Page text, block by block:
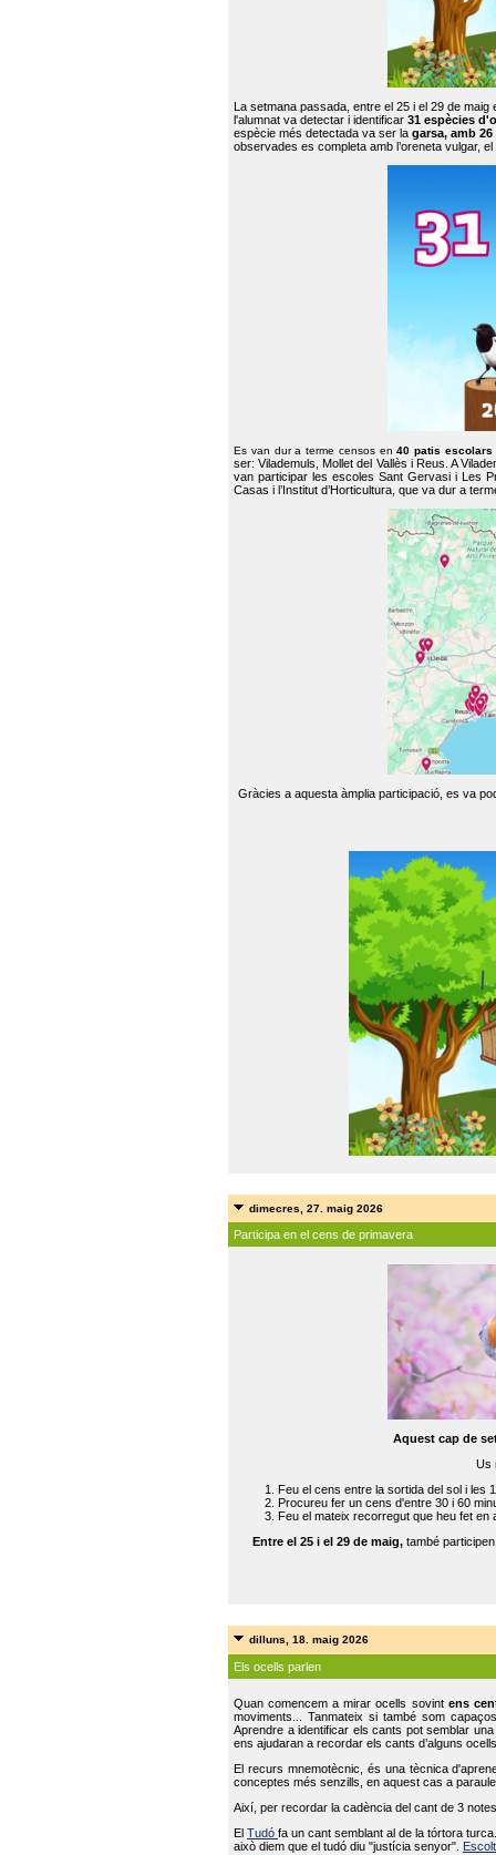
La setmana passada, entre el 25 i el 29 de
l'alumnat va detectar i identificar 31 espècies
espècie més detectada va ser la garsa, amb
observades es completa amb l’oreneta vulgar,
Es van dur a terme censos en40 patis escolars
ser: Vilademuls, Mollet del Vallès i Reus. A
van participar les escoles Sant Gervasi i Les
Casas i l’Institut d’Horticultura, que va dur a
Gràcies a aquesta àmplia participació, es va
dimecres, 27. maig 2026
Participa en el cens de primavera
Aquest cap de
Us
Feu el cens entre la sortida del sol i les
Procureu fer un cens d'entre 30 i 60
Feu el mateix recorregut que heu fet en
Entre el 25 i el 29 de maig, també
dilluns, 18. maig 2026
Els ocells parlen
Quan comencem a mirar ocells sovint ens
moviments... Tanmateix si també som
Aprendre a identificar els cants pot semblar
ens ajudaran a recordar els cants d’alguns
El recurs mnemotècnic, és una tècnica
conceptes més senzills, en aquest cas a
Així, per recordar la cadència del cant de 3
ElTudófa un cant semblant al de la tórtora
això diem que el tudó diu "justícia senyor".